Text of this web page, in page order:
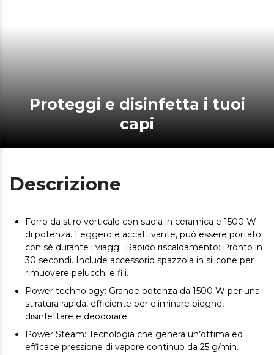
Proteggi e disinfetta i tuoi
capi
Descrizione
Ferro da stiro verticale con suola in ceramica e 1500 W
di potenza. Leggero e accattivante, può essere portato
con sé durante i viaggi. Rapido riscaldamento: Pronto in
30 secondi. Include accessorio spazzola in silicone per
rimuovere pelucchi e fili.
Power technology: Grande potenza da 1500 W per una
stiratura rapida, efficiente per eliminare pieghe,
disinfettare e deodorare.
Power Steam: Tecnologia che genera un’ottima ed
efficace pressione di vapore continuo da 25 g/min.